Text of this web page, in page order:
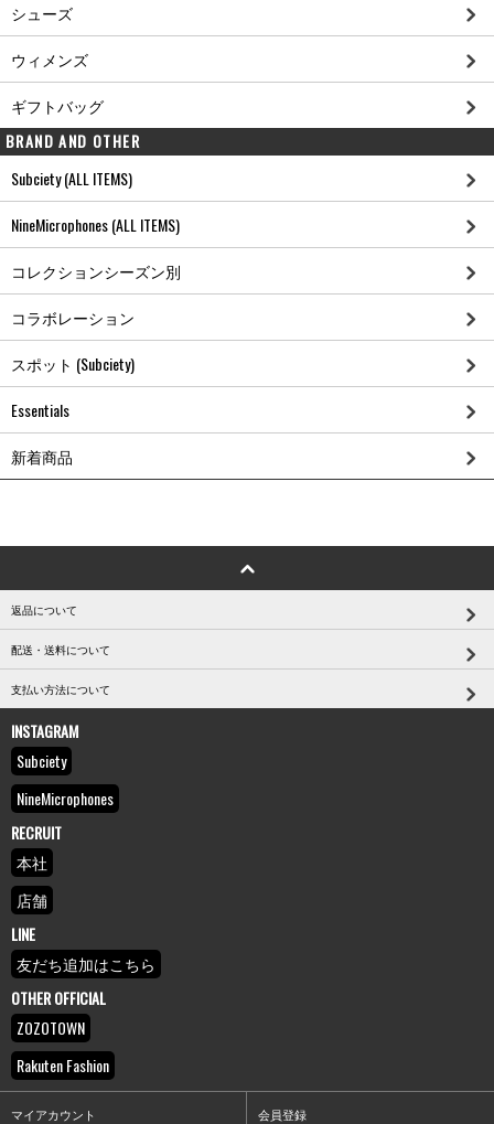
シューズ
ウィメンズ
ギフトバッグ
BRAND AND OTHER
Subciety (ALL ITEMS)
NineMicrophones (ALL ITEMS)
コレクションシーズン別
コラボレーション
スポット (Subciety)
Essentials
新着商品
返品について
配送・送料について
支払い方法について
INSTAGRAM
Subciety
NineMicrophones
RECRUIT
本社
店舗
LINE
友だち追加はこちら
OTHER OFFICIAL
ZOZOTOWN
Rakuten Fashion
マイアカウント 会員登録